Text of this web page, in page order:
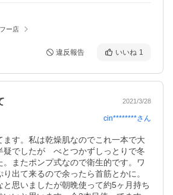
ー店
違反報告 いいね 1
2021/3/28
cin********さん
ます。私は乾燥肌なのでこれ一本で大
疑でしたが　べとつかずしっとりで冬
またポンプ式なので衛生的です。ワ
出て来るので余ったら首筋とかに。
と思いましたが朝晩使って約5ヶ月持ち